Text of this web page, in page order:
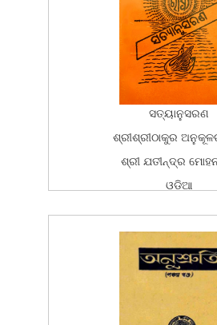
100
ସତ୍ୟାନୁସରଣ
ଶ୍ରୀଶ୍ରୀଠାକୁର
ଶ୍ରୀ ଯତୀନ୍ଦ୍ର
ଓଡ଼ିଆ
ଚର୍ଯ୍ୟାଶ୍ରମ
ପ୍ରଥମ ପ୍ରକାଶ (ଓଡ଼ିଆ
2006-02-
BOOK